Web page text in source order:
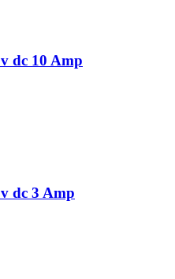
dc 10 Amp
dc 3 Amp